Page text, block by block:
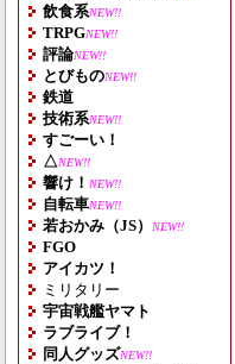
飲食系NEW!!
TRPGNEW!!
評論NEW!!
とびものNEW!!
鉄道
技術系NEW!!
すごーい！
△NEW!!
響け！ NEW!!
自転車NEW!!
若おかみ（JS） NEW!!
FGO
アイカツ！
ミリタリー
宇宙戦艦ヤマト
ラブライブ！
同人グッズNEW!!